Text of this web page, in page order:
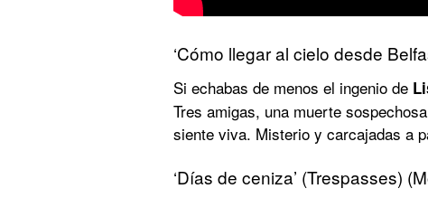
‘Cómo llegar al cielo desde
Si echabas de menos el ingenio de
Tres amigas, una muerte
siente viva. Misterio y carcajadas a
‘Días de ceniza’ (Trespasses)